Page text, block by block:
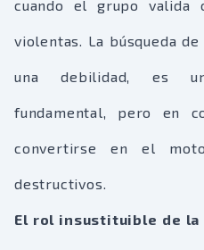
cuando el grupo valida
violentas. La búsqueda
una debilidad, es
fundamental, pero en
convertirse en el
destructivos.
El rol insustituible de